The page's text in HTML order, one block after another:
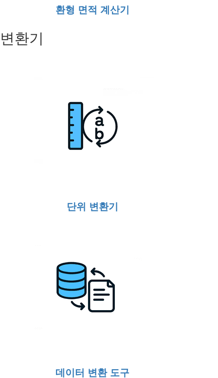
환형 면적 계산기
변환기
단위 변환기
데이터 변환 도구